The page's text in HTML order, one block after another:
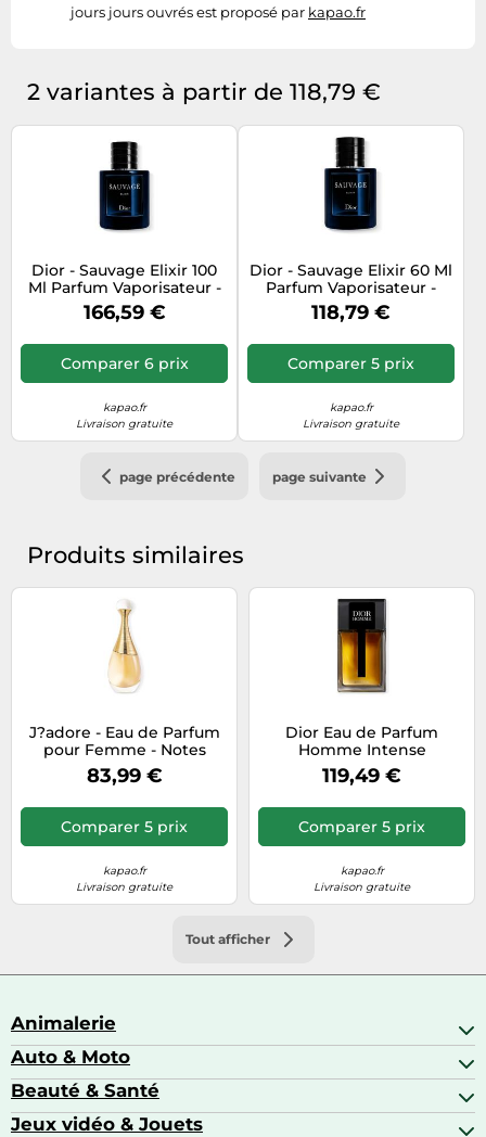
jours jours ouvrés est proposé par kapao.fr
2 variantes à partir de 118,79 €
Dior - Sauvage Elixir 100
Ml Parfum Vaporisateur -
Kapao Parfumerie en
ligne française
166,59 €
Comparer 6 prix
kapao.fr
Livraison gratuite
Dior - Sauvage Elixir 60 Ml
Parfum Vaporisateur -
Kapao Parfumerie en
ligne française
118,79 €
Comparer 5 prix
kapao.fr
Livraison gratuite
page précédente page suivante
Produits similaires
J?adore - Eau de Parfum
pour Femme - Notes
solaires et florales-50ml
Dior
83,99 €
Comparer 5 prix
kapao.fr
Livraison gratuite
Dior Eau de Parfum
Homme Intense
Vaporisateur 150 ml
119,49 €
Comparer 5 prix
kapao.fr
Livraison gratuite
Tout afficher
Animalerie
Abris pour animaux sauvages
Aquariophilie
Colliers GPS
Auto & Moto
Accessoires auto
Attelage & portage
Beauté & Santé
Alimentation bébé
Jeux vidéo & Jouets